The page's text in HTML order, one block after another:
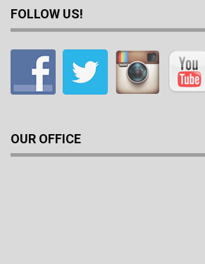
FOLLOW US!
OUR OFFICE